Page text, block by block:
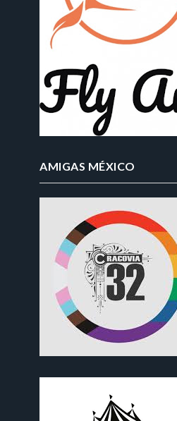
AMIGAS MÉXICO